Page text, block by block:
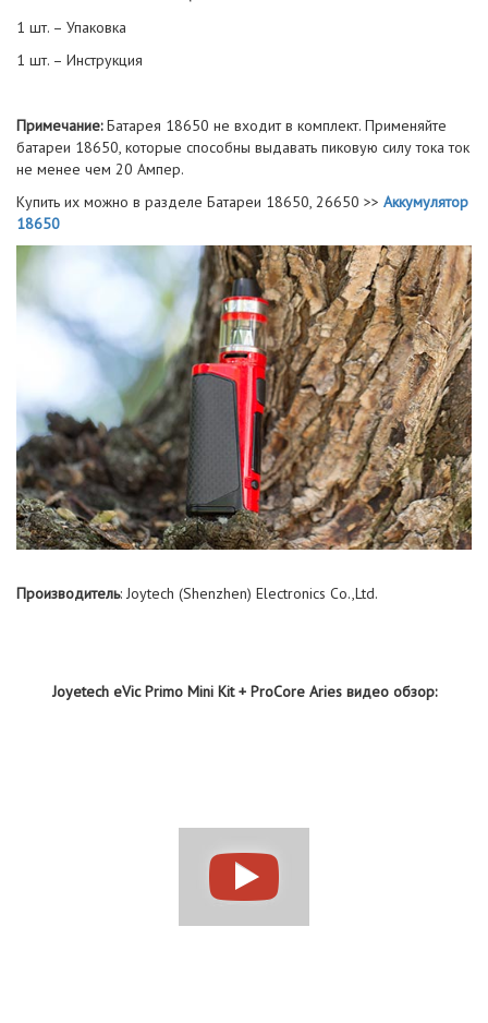
1 шт. – Упаковка
1 шт. – Инструкция
Примечание:Батарея 18650 не входит в комплект. Применяйте
батареи 18650, которые способны выдавать пиковую силу тока ток
не менее чем 20 Ампер.
Купить их можно в разделе Батареи 18650, 26650 >> Аккумулятор
18650
Производитель: Joytech (Shenzhen) Electronics Co.,Ltd.
Joyetech eVic Primo Mini Kit + ProCore Aries видео обзор: